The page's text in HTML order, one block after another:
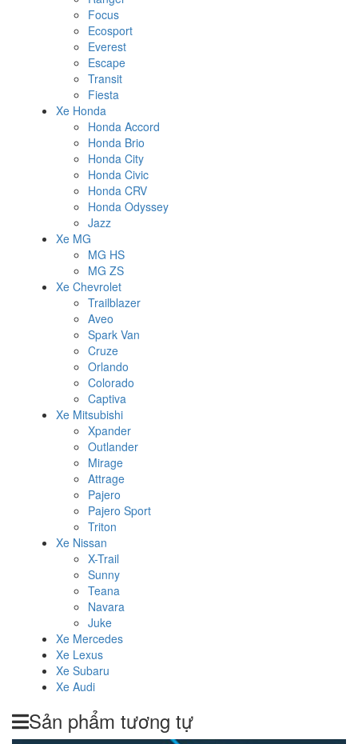
Focus
Ecosport
Everest
Escape
Transit
Fiesta
Xe Honda
Honda Accord
Honda Brio
Honda City
Honda Civic
Honda CRV
Honda Odyssey
Jazz
Xe MG
MG HS
MG ZS
Xe Chevrolet
Trailblazer
Aveo
Spark Van
Cruze
Orlando
Colorado
Captiva
Xe Mitsubishi
Xpander
Outlander
Mirage
Attrage
Pajero
Pajero Sport
Triton
Xe Nissan
X-Trail
Sunny
Teana
Navara
Juke
Xe Mercedes
Xe Lexus
Xe Subaru
Xe Audi
Sản phẩm tương tự